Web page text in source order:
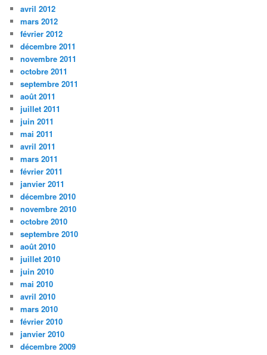
avril 2012
mars 2012
février 2012
décembre 2011
novembre 2011
octobre 2011
septembre 2011
août 2011
juillet 2011
juin 2011
mai 2011
avril 2011
mars 2011
février 2011
janvier 2011
décembre 2010
novembre 2010
octobre 2010
septembre 2010
août 2010
juillet 2010
juin 2010
mai 2010
avril 2010
mars 2010
février 2010
janvier 2010
décembre 2009